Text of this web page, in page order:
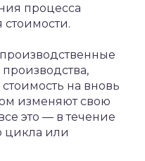
процесса
стоимости.
на вновь
изменяют свою
это — в течение
цикла или